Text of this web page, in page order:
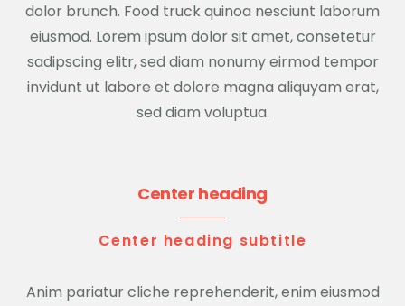
dolor brunch. Food truck quinoa nesciunt laborum
eiusmod. Lorem ipsum dolor sit amet, consetetur
sadipscing elitr, sed diam nonumy eirmod tempor
invidunt ut labore et dolore magna aliquyam erat,
sed diam voluptua.
Center heading
Center heading subtitle
Anim pariatur cliche reprehenderit, enim eiusmod